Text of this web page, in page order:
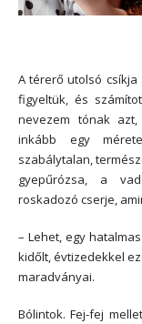
A térerő utolsó
figyeltük, és
nevezem tónak
inkább egy
szabálytalan,
gyepűrózsa, a
roskadozó cserje,
– Lehet, egy
kidőlt, évtizedekkel
maradványai.
Bólintok. Fej-fej